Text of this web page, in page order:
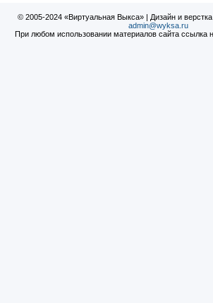
© 2005-2024 «Виртуальная Выкса» | Дизайн и
admin@wyksa.ru
При любом использовании материалов сайта ссылка